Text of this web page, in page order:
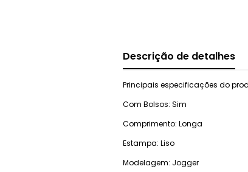
Descrição de detalhes
Principais especificações do
Com Bolsos: Sim
Comprimento: Longa
Estampa: Liso
Modelagem: Jogger